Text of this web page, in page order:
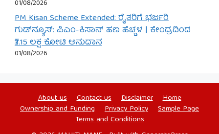
01/08/2026
PM Kisan Scheme Extended: ರೈತರಿಗೆ ಭರ್ಜರಿ
ಗುಡ್‌ನ್ಯೂಸ್: ಪಿಎಂ-ಕಿಸಾನ್ ಹಣ ಹೆಚ್ಚಳ | ಕೇಂದ್ರದಿಂದ
₹3.15 ಲಕ್ಷ ಕೋಟಿ ಅನುದಾನ
01/08/2026
About us Contact us Disclaimer
Home
Ownership and Funding
Privacy Policy
Sample Page
Terms and Conditions